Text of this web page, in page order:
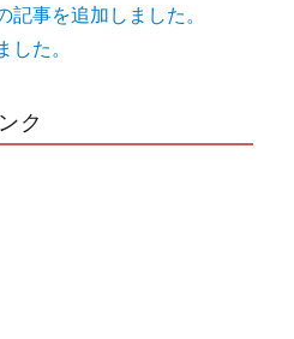
事を追加しました。
た。
ク